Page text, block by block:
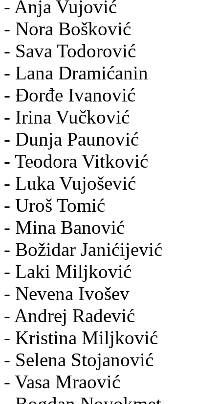
- Anja Vujović
- Nora Bošković
- Sava Todorović
- Lana Dramićanin
- Đorđe Ivanović
- Irina Vučković
- Dunja Paunović
- Teodora Vitković
- Luka Vujošević
- Uroš Tomić
- Mina Banović
- Božidar Janićijević
- Laki Miljković
- Nevena Ivošev
- Andrej Radević
- Kristina Miljković
- Selena Stojanović
- Vasa Mraović